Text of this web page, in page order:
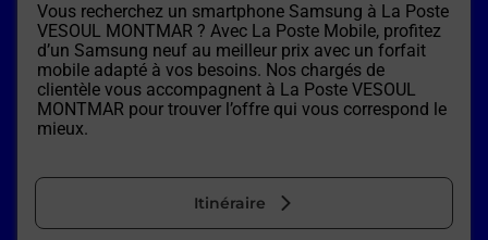
Vous recherchez un smartphone Samsung à La Poste
VESOUL MONTMAR ? Avec La Poste Mobile, profitez
d’un Samsung neuf au meilleur prix avec un forfait
mobile adapté à vos besoins. Nos chargés de
clientèle vous accompagnent à La Poste VESOUL
MONTMAR pour trouver l’offre qui vous correspond le
mieux.
Itinéraire